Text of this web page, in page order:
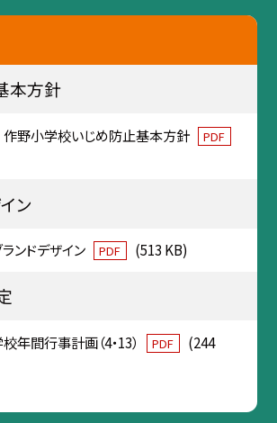
本方針
野小学校いじめ防止基本方針 PDF
ン
ンドデザイン PDF (513 KB)
年間行事計画（4・13） PDF
(244